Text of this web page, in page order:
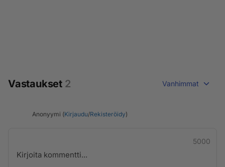
Vastaukset 2 Vanhimmat
Anonyymi (Kirjaudu/Rekisteröidy)
5000